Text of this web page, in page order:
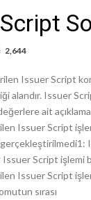
2,644
Issuer Script
alandır. Issuer
ait
Issuer Script
Issuer Script işlemi
Issuer Script
sırası